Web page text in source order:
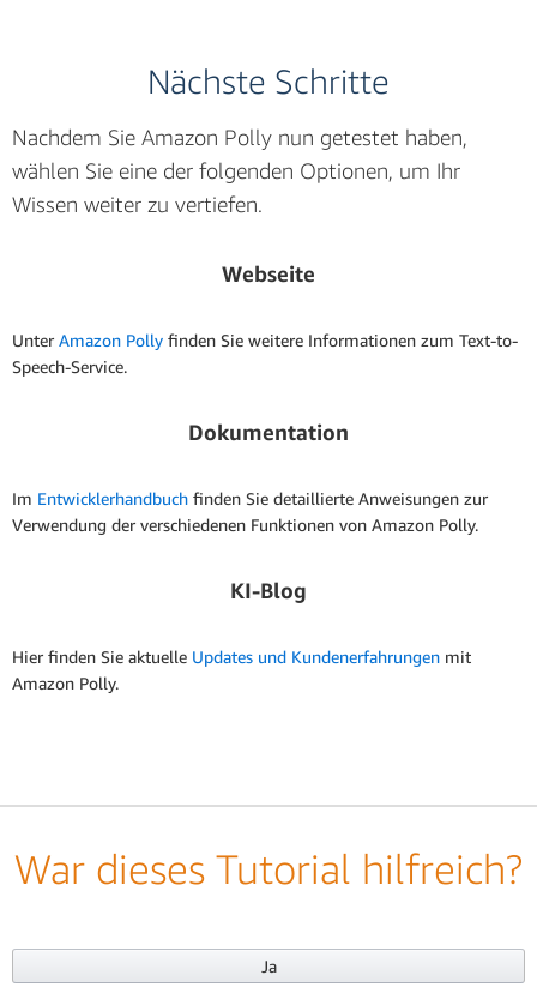
Nächste Schritte
Nachdem Sie Amazon Polly nun getestet haben,
wählen Sie eine der folgenden Optionen, um Ihr
Wissen weiter zu vertiefen.
Webseite
Unter Amazon Polly finden Sie weitere Informationen zum Text-to-
Speech-Service.
Dokumentation
Im Entwicklerhandbuch finden Sie detaillierte Anweisungen zur
Verwendung der verschiedenen Funktionen von Amazon Polly.
KI-Blog
Hier finden Sie aktuelle Updates und Kundenerfahrungen mit
Amazon Polly.
War dieses Tutorial hilfreich?
Ja